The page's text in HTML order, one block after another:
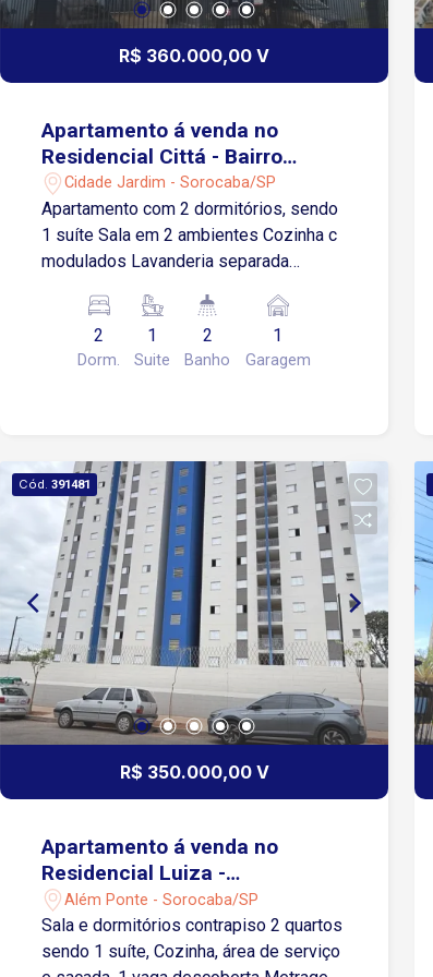
R$ 360.000,00 V
Apartamento á venda no
Residencial Cittá - Bairro
Cidade Jardim
Cidade Jardim - Sorocaba/SP
Apartamento com 2 dormitórios, sendo
1 suíte Sala em 2 ambientes Cozinha c
modulados Lavanderia separada
com vista ampla, livre Elevador 1 vaga
coberta2
Dorm.
1
Suite
2
Banho
1
Garagem
Cód. 391481
R$ 350.000,00 V
Apartamento á venda no
Residencial Luiza -
Sorocaba/SP
Além Ponte - Sorocaba/SP
Sala e dormitórios contrapiso 2 quartos
sendo 1 suíte, Cozinha, área de serviço